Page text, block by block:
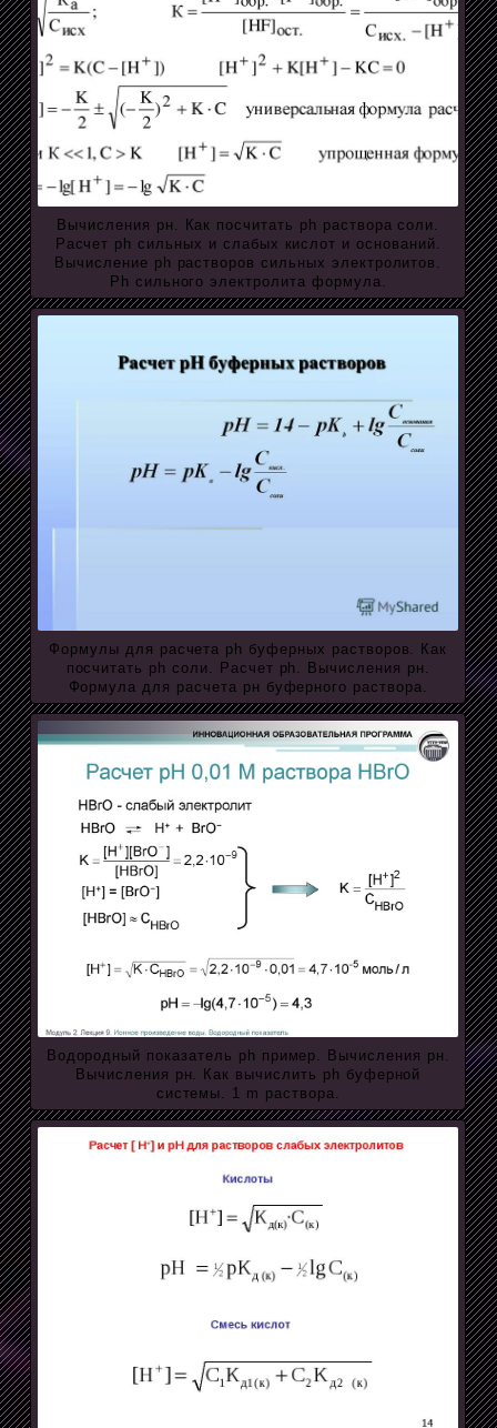
Вычисления рн. Как посчитать ph раствора соли.
Расчет ph сильных и слабых кислот и оснований.
Вычисление ph растворов сильных электролитов.
Ph сильного электролита формула.
Формулы для расчета ph буферных растворов. Как
посчитать ph соли. Расчет ph. Вычисления рн.
Формула для расчета рн буферного раствора.
Водородный показатель ph пример. Вычисления рн.
Вычисления рн. Как вычислить ph буферной
системы. 1 m раствора.